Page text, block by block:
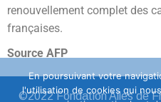
renouvellement complet des
françaises.
Source AFP
©2022 Fondation Ailes de
En poursuivant votre
l'utilisation de cookies qui